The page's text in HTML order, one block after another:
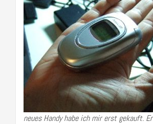
neues Handy habe ich mir erst gekauft.